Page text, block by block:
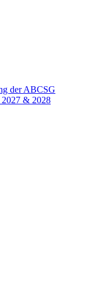
der ABCSG
2027 & 2028